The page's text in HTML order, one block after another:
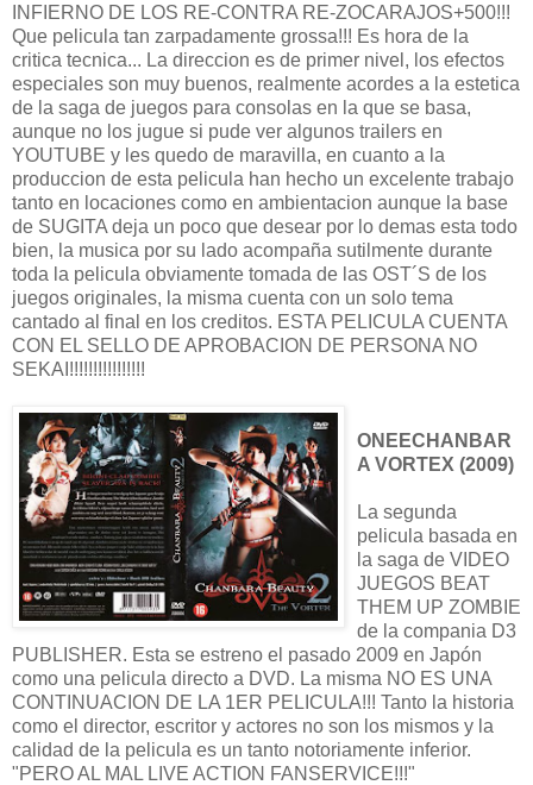
INFIERNO DE LOS RE-CONTRA RE-ZOCARAJOS+500!!!
Que pelicula tan zarpadamente grossa!!! Es hora de la
critica tecnica... La direccion es de primer nivel, los efectos
especiales son muy buenos, realmente acordes a la estetica
de la saga de juegos para consolas en la que se basa,
aunque no los jugue si pude ver algunos trailers en
YOUTUBE y les quedo de maravilla, en cuanto a la
produccion de esta pelicula han hecho un excelente trabajo
tanto en locaciones como en ambientacion aunque la base
de SUGITA deja un poco que desear por lo demas esta todo
bien, la musica por su lado acompaña sutilmente durante
toda la pelicula obviamente tomada de las OST´S de los
juegos originales, la misma cuenta con un solo tema
cantado al final en los creditos. ESTA PELICULA CUENTA
CON EL SELLO DE APROBACION DE PERSONA NO
SEKAI!!!!!!!!!!!!!!!!
ONEECHANBAR
A VORTEX (2009)
La segunda
pelicula basada en
la saga de VIDEO
JUEGOS BEAT
THEM UP ZOMBIE
de la compania D3
PUBLISHER. Esta se estreno el pasado 2009 en Japón
como una pelicula directo a DVD. La misma NO ES UNA
CONTINUACION DE LA 1ER PELICULA!!! Tanto la historia
como el director, escritor y actores no son los mismos y la
calidad de la pelicula es un tanto notoriamente inferior.
"PERO AL MAL LIVE ACTION FANSERVICE!!!"